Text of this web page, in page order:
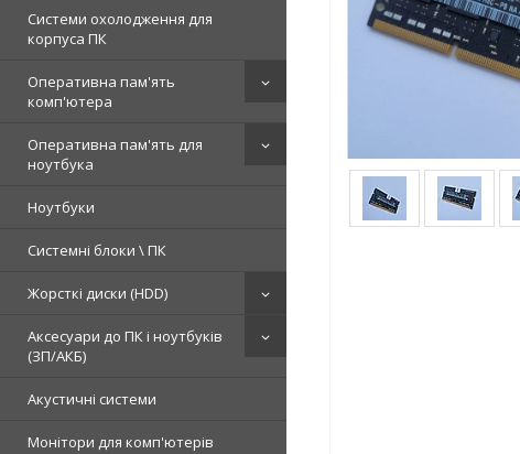
Системи охолодження для
корпуса ПК
Оперативна пам'ять
комп'ютера
Оперативна пам'ять для
ноутбука
Ноутбуки
Системні блоки \ ПК
Жорсткі диски (HDD)
Аксесуари до ПК і ноутбуків
(ЗП/АКБ)
Акустичні системи
Монітори для комп'ютерів